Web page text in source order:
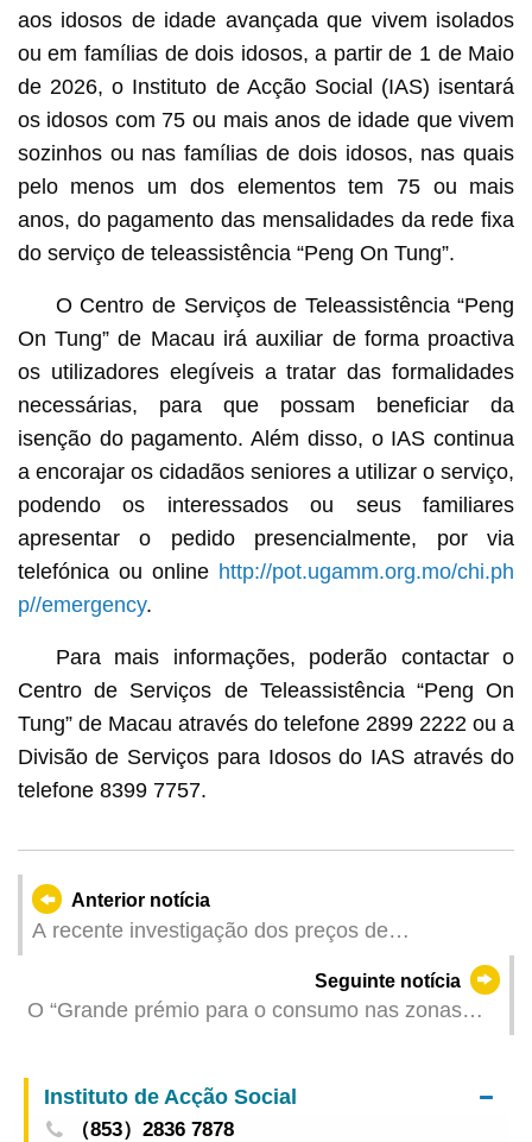
aos idosos de idade avançada que vivem isolados
ou em famílias de dois idosos, a partir de 1 de Maio
de 2026, o Instituto de Acção Social (IAS) isentará
os idosos com 75 ou mais anos de idade que vivem
sozinhos ou nas famílias de dois idosos, nas quais
pelo menos um dos elementos tem 75 ou mais
anos, do pagamento das mensalidades da rede fixa
do serviço de teleassistência “Peng On Tung”.
O Centro de Serviços de Teleassistência “Peng
On Tung” de Macau irá auxiliar de forma proactiva
os utilizadores elegíveis a tratar das formalidades
necessárias, para que possam beneficiar da
isenção do pagamento. Além disso, o IAS continua
a encorajar os cidadãos seniores a utilizar o serviço,
podendo os interessados ou seus familiares
apresentar o pedido presencialmente, por via
telefónica ou online http://pot.ugamm.org.mo/chi.ph
p//emergency.
Para mais informações, poderão contactar o
Centro de Serviços de Teleassistência “Peng On
Tung” de Macau através do telefone 2899 2222 ou a
Divisão de Serviços para Idosos do IAS através do
telefone 8399 7757.
Anterior notícia
A recente investigação dos preços de
Seguinte notícia
O “Grande prémio para o consumo nas zonas
bairros comunitários, tendo revelado resultados
notáveis nas primeiras duas semanas
Instituto de Acção Social
（853）2836 7878